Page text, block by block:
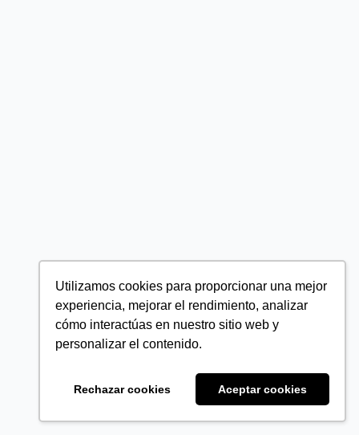
Utilizamos cookies para proporcionar una mejor
experiencia, mejorar el rendimiento, analizar
cómo interactúas en nuestro sitio web y
personalizar el contenido.
Rechazar cookies Aceptar cookies